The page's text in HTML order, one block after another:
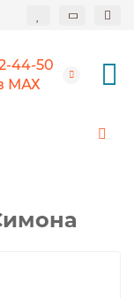
44-50
МАХ